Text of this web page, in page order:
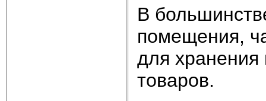
В
помещения,
для хранения
товаров.